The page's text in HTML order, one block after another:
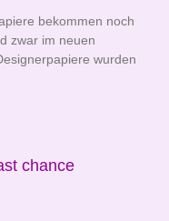
bekommen noch
zwar im neuen
wurden